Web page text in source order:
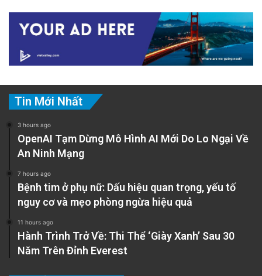
Tin Mới Nhất
3 hours ago
OpenAI Tạm Dừng Mô Hình AI Mới Do Lo Ngại Về
An Ninh Mạng
7 hours ago
Bệnh tim ở phụ nữ: Dấu hiệu quan trọng, yếu tố
nguy cơ và mẹo phòng ngừa hiệu quả
11 hours ago
Hành Trình Trở Về: Thi Thể ‘Giày Xanh’ Sau 30
Năm Trên Đỉnh Everest